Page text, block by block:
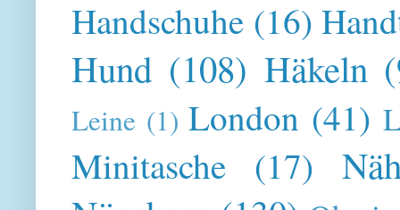
Handschuhe (16)
Hund (108) Häkeln
Leine (1) London (41)
Minitasche (17)